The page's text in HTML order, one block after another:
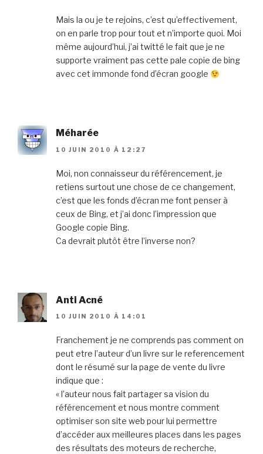
Mais la ou je te rejoins, c’est qu’effectivement,
on en parle trop pour tout et n’importe quoi. Moi
même aujourd’hui, j’ai twitté le fait que je ne
supporte vraiment pas cette pale copie de bing
avec cet immonde fond d’écran google
Méharée
10 JUIN 2010 À 12:27
Moi, non connaisseur du référencement, je
retiens surtout une chose de ce changement,
c’est que les fonds d’écran me font penser à
ceux de Bing, et j’ai donc l’impression que
Google copie Bing.
Ca devrait plutôt être l’inverse non?
Anti Acné
10 JUIN 2010 À 14:01
Franchement je ne comprends pas comment on
peut etre l’auteur d’un livre sur le referencement
dont le résumé sur la page de vente du livre
indique que :
« l’auteur nous fait partager sa vision du
référencement et nous montre comment
optimiser son site web pour lui permettre
d’accéder aux meilleures places dans les pages
des résultats des moteurs de recherche,